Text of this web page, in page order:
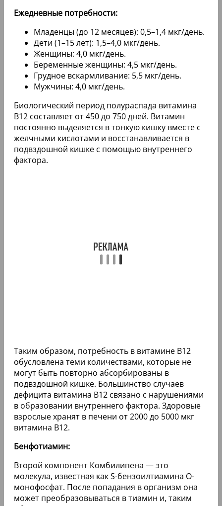
Ежедневные потребности:
Младенцы (до 12 месяцев): 0,5–1,4 мкг/день.
Дети (1–15 лет): 1,5–4,0 мкг/день.
Женщины: 4,0 мкг/день.
Беременные женщины: 4,5 мкг/день.
Грудное вскармливание: 5,5 мкг/день.
Мужчины: 4,0 мкг/день.
Биологический период полураспада витамина
B12 составляет от 450 до 750 дней. Витамин
постоянно выделяется в тонкую кишку вместе с
желчными кислотами и восстанавливается в
подвздошной кишке с помощью внутреннего
фактора.
Таким образом, потребность в витамине B12
обусловлена теми количествами, которые не
могут быть повторно абсорбированы в
подвздошной кишке. Большинство случаев
дефицита витамина B12 связано с нарушениями
в образовании внутреннего фактора. Здоровые
взрослые хранят в печени от 2000 до 5000 мкг
витамина B12.
Бенфотиамин:
Второй компонент Комбилипена — это
молекула, известная как S-бензоилтиамина O-
монофосфат. После попадания в организм она
может преобразовываться в тиамин и, таким